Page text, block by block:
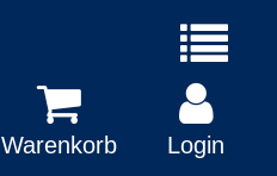
Menü
Warenkorb Login